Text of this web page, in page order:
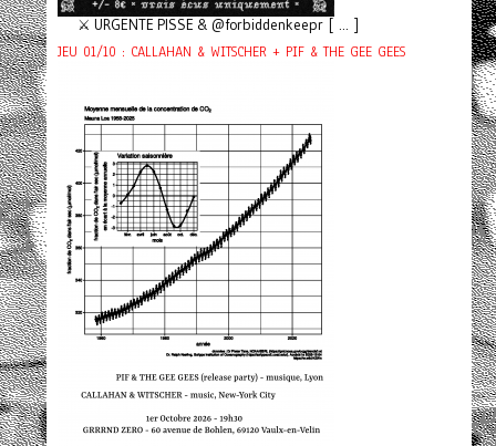
⚔️ URGENTE PISSE & @forbiddenkeepr [ ... ]
JEU 01/10 : CALLAHAN & WITSCHER + PIF & THE GEE GEES